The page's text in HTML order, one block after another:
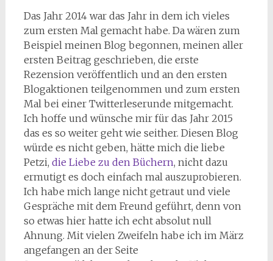
Das Jahr 2014 war das Jahr in dem ich vieles
zum ersten Mal gemacht habe. Da wären zum
Beispiel meinen Blog begonnen, meinen aller
ersten Beitrag geschrieben, die erste
Rezension veröffentlich und an den ersten
Blogaktionen teilgenommen und zum ersten
Mal bei einer Twitterleserunde mitgemacht.
Ich hoffe und wünsche mir für das Jahr 2015
das es so weiter geht wie seither. Diesen Blog
würde es nicht geben, hätte mich die liebe
Petzi, die Liebe zu den Büchern, nicht dazu
ermutigt es doch einfach mal auszuprobieren.
Ich habe mich lange nicht getraut und viele
Gespräche mit dem Freund geführt, denn von
so etwas hier hatte ich echt absolut null
Ahnung. Mit vielen Zweifeln habe ich im März
angefangen an der Seite